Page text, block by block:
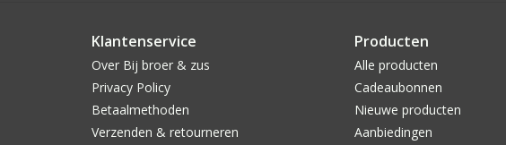
Klantenservice
Over Bij broer & zus
Privacy Policy
Betaalmethoden
Verzenden & retourneren
Producten
Alle producten
Cadeaubonnen
Nieuwe producten
Aanbiedingen